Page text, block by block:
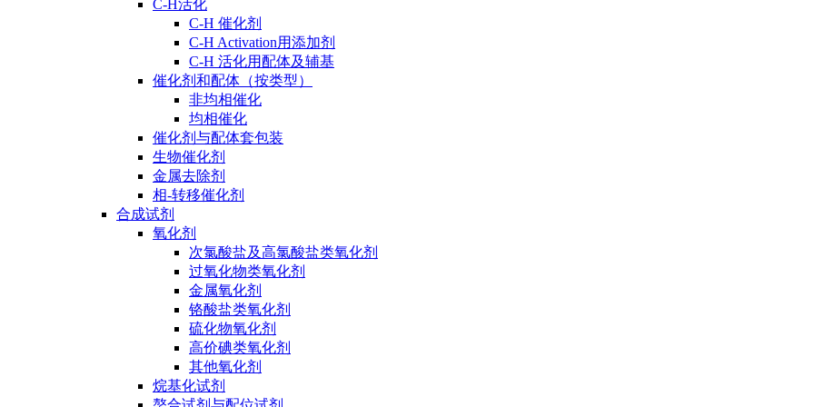
C-H活化
C-H 催化剂
C-H Activation用添加剂
C-H 活化用配体及辅基
催化剂和配体（按类型）
非均相催化
均相催化
催化剂与配体套包装
生物催化剂
金属去除剂
相-转移催化剂
合成试剂
氧化剂
次氯酸盐及高氯酸盐类氧化剂
过氧化物类氧化剂
金属氧化剂
铬酸盐类氧化剂
硫化物氧化剂
高价碘类氧化剂
其他氧化剂
烷基化试剂